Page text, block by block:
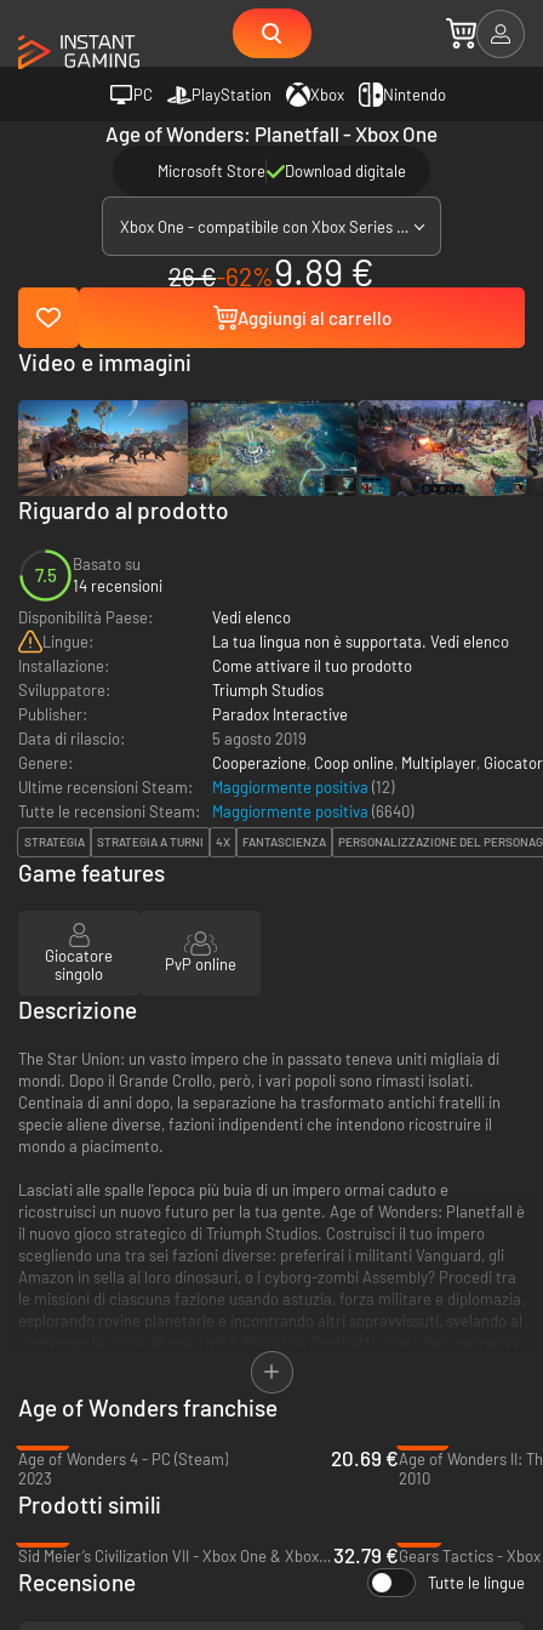
PC PlayStation Xbox Nintendo
Age of Wonders: Planetfall - Xbox One
Microsoft Store Download digitale
Xbox One - compatibile con Xbox Series X|S
26 €-62%9.89 €
Aggiungi al carrello
Riguardo al prodotto
7.5
Basato su
14 recensioni
Disponibilità Paese:
Vedi elenco
Lingue:
La tua lingua non è supportata. Vedi elenco
Installazione:
Come attivare il tuo prodotto
Sviluppatore:
Triumph Studios
Publisher:
Paradox Interactive
Data di rilascio:
5 agosto 2019
Genere:
Cooperazione, Coop online, Multiplayer,
Ultime recensioni Steam:
Maggiormente positiva (12)
Tutte le recensioni Steam:
Maggiormente positiva (6640)
STRATEGIA STRATEGIA A TURNI 4X FANTASCIENZA PERSONALIZZAZIONE DEL
Video e immagini
Game features
Giocatore
singolo
PvP online
Descrizione
The Star Union: un vasto impero che in passato teneva uniti migliaia di
mondi. Dopo il Grande Crollo, però, i vari popoli sono rimasti isolati.
Centinaia di anni dopo, la separazione ha trasformato antichi fratelli in
specie aliene diverse, fazioni indipendenti che intendono ricostruire il
mondo a piacimento.
Lasciati alle spalle l'epoca più buia di un impero ormai caduto e
ricostruisci un nuovo futuro per la tua gente. Age of Wonders: Planetfall è
il nuovo gioco strategico di Triumph Studios. Costruisci il tuo impero
scegliendo una tra sei fazioni diverse: preferirai i militanti Vanguard, gli
Amazon in sella ai loro dinosauri, o i cyborg-zombi Assembly? Procedi tra
le missioni di ciascuna fazione usando astuzia, forza militare e diplomazia,
esplorando rovine planetarie e incontrando altri sopravvissuti, svelando al
sviluppa nuove tecnologie per ottenere il mondo che sogni. Puoi scegliere
tra un'impegnativa campagna per giocatore singolo, mappe casuali per le
tue schermaglie, o una modalità multigiocatore contro i tuoi amici.
Funzionalità principali:
Battaglie fantascientifiche a turni - Perfeziona la tua strategia di
combattimento in intense battaglie a turni con tante fazioni diverse,
unità personalizzabili e ambienti distruttibili.
Un complesso mondo fantascientifico - Quali segreti scoprirai, man mano
che svelerai la storia dell'impero galattico caduto? Scopri il destino
dell'Unione Stellare esplorando panorami lussureggianti, lande selvagge e
megalopoli sovraffollate. Affronta fazioni rivali e rinvieni tecnologie
Age of Wonders franchise
Age of Wonders 4 - PC (Steam)
2023
20.69 €
2010
Prodotti simili
Sid Meier’s Civilization VII - Xbox One & Xbox Series X|S32.79 €Gears Tactics -
Recensione Tutte le lingue